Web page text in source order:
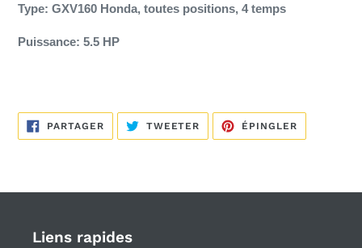
Type: GXV160 Honda, toutes positions, 4 temps
Puissance: 5.5 HP
PARTAGERPARTAGER
FACEBOOK
TWEETER TWEETER
TWITTER
ÉPINGLER
PINTEREST
Liens rapides